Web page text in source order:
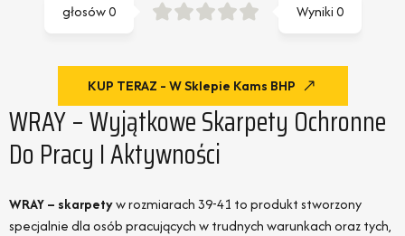
Wyniki0
głosów0
KUP TERAZ - W Sklepie Kams BHP
WRAY – Wyjątkowe Skarpety Ochronne
Do Pracy I Aktywności
WRAY – skarpetyw rozmiarach 39-41 to produkt stworzony
specjalnie dla osób pracujących w trudnych warunkach oraz tych,